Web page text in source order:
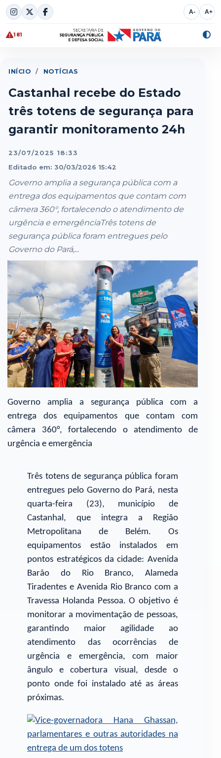
Skip
to
content
A- A+
181
INÍCIO / NOTÍCIAS
Castanhal recebe do Estado
três totens de segurança para
garantir monitoramento 24h
23/07/2025 18:33
Editado em: 30/03/2026 15:42
Governo amplia a segurança pública com a
entrega dos equipamentos que contam com
câmera 360°, fortalecendo o atendimento de
urgência e emergênciaTrês totens de
segurança pública foram entregues pelo
Governo do Pará,...
Governo amplia a segurança pública com a
entrega dos equipamentos que contam com
câmera 360°, fortalecendo o atendimento de
urgência e emergência
Três totens de segurança pública foram
entregues pelo Governo do Pará, nesta
quarta-feira (23), município de
Castanhal, que integra a Região
Metropolitana de Belém. Os
equipamentos estão instalados em
pontos estratégicos da cidade: Avenida
Barão do Rio Branco, Alameda
Tiradentes e Avenida Rio Branco com a
Travessa Holanda Pessoa. O objetivo é
monitorar a movimentação de pessoas,
garantindo maior agilidade ao
atendimento das ocorrências de
urgência e emergência, com maior
ângulo e cobertura visual, desde o
ponto onde foi instalado até as áreas
próximas.